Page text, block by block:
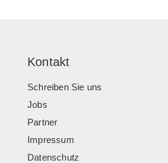
Kontakt
Schreiben Sie uns
Jobs
Partner
Impressum
Datenschutz